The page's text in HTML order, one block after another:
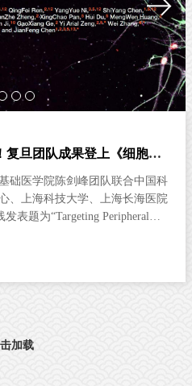
复旦团队成果登上《细胞》
础医学院陈剑峰团队联合中国科
、上海科技大学、上海长海医院
表题为“Targeting Peripheral
肿瘤免疫）”的研究论文。这项
免疫细胞之间的“神秘对话”，唤
为结直肠癌的临床治疗提供了新
加载